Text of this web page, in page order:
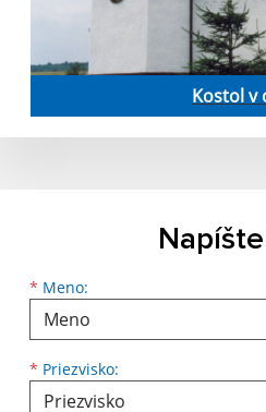
Kostol v
* Meno:
Meno
* Priezvisko:
Priezvisko
E-mailová adresa